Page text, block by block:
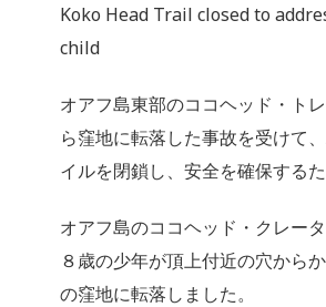
Koko Head Trail closed to
child
オアフ島東部のココヘッド・ト
ら窪地に転落した事故を受けて
イルを閉鎖し、安全を確保する
オアフ島のココヘッド・クレー
８歳の少年が頂上付近の穴から
の窪地に転落しました。